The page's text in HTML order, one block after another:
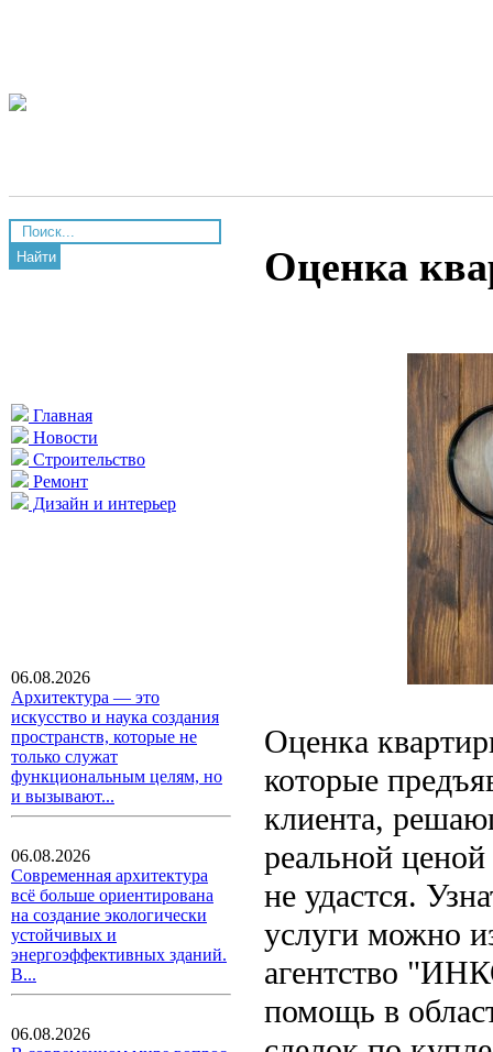
Найти
Главная
Новости
Строительство
Ремонт
Дизайн и интерьер
06.08.2026
Архитектура — это
искусство и наука создания
пространств, которые не
только служат
функциональным целям, но
и вызывают...
06.08.2026
Современная архитектура
всё больше ориентирована
на создание экологически
устойчивых и
энергоэффективных зданий.
В...
06.08.2026
Оценка
Оценка
которые
клиента,
реальной
не удастся.
услуги можно
агентство
помощь в